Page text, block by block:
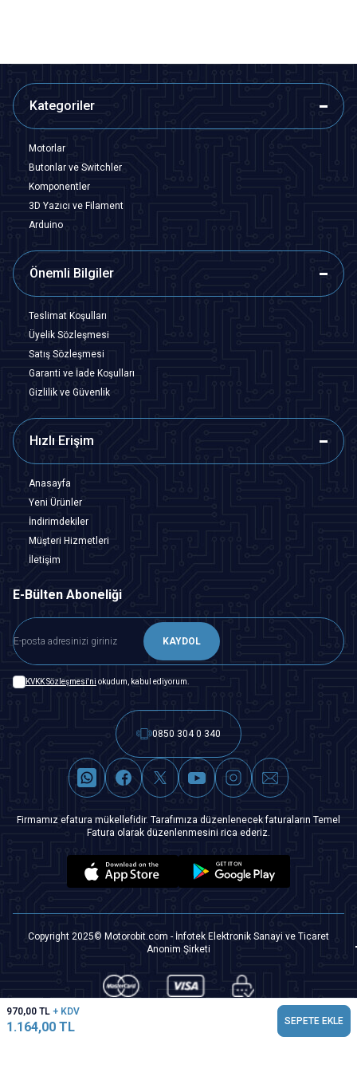
970,00 TL + KDV
1.164,00 TL SEPETE EKLE
Kategoriler
Motorlar
Butonlar ve Switchler
Komponentler
3D Yazıcı ve Filament
Arduino
Önemli Bilgiler
Teslimat Koşulları
Üyelik Sözleşmesi
Satış Sözleşmesi
Garanti ve İade Koşulları
Gizlilik ve Güvenlik
Hızlı Erişim
Anasayfa
Yeni Ürünler
İndirimdekiler
Müşteri Hizmetleri
İletişim
E-Bülten Aboneliği
KAYDOL
KVKK Sözleşmesi'ni okudum, kabul ediyorum.
0850 304 0 340
Firmamız efatura mükellefidir. Tarafımıza düzenlenecek faturaların Temel
Fatura olarak düzenlenmesini rica ederiz.
Copyright 2025© Motorobit.com - İnfotek Elektronik Sanayi ve Ticaret
Anonim Şirketi